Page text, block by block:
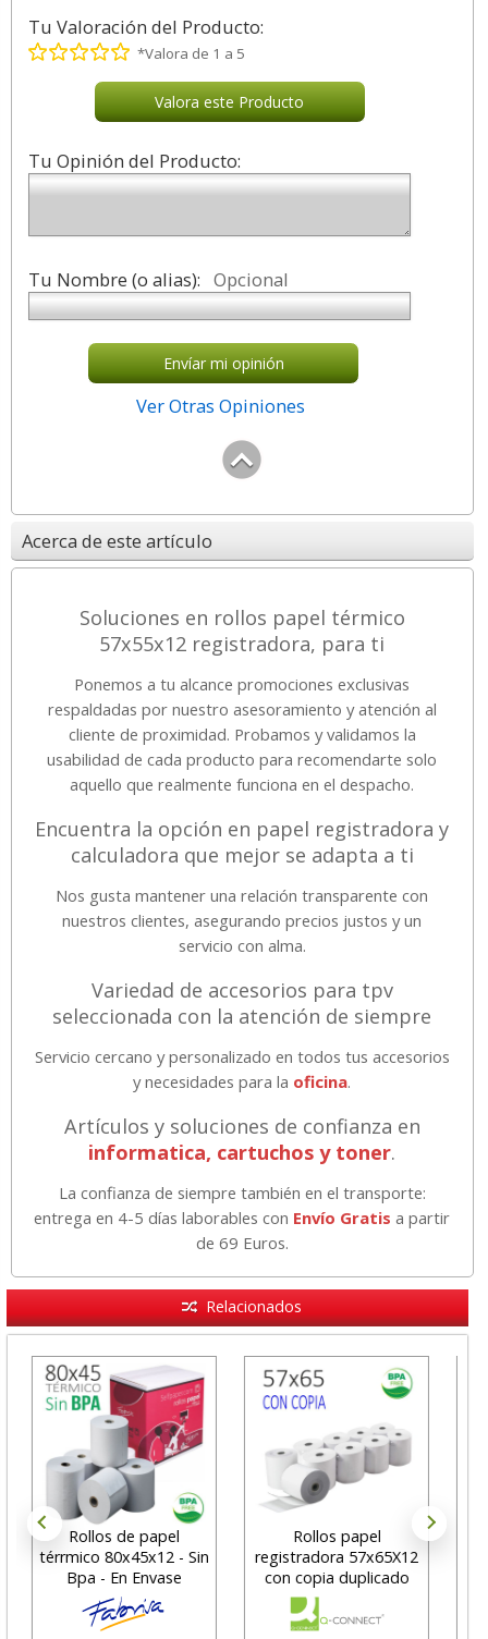
Tu Valoración del Producto:
*Valora de 1 a 5
Valora este Producto
Tu Opinión del Producto:
Tu Nombre (o alias): Opcional
Envíar mi opinión
Ver Otras Opiniones
Acerca de este artículo
Soluciones en rollos papel térmico
57x55x12 registradora, para ti
Ponemos a tu alcance promociones exclusivas
respaldadas por nuestro asesoramiento y atención al
cliente de proximidad. Probamos y validamos la
usabilidad de cada producto para recomendarte solo
aquello que realmente funciona en el despacho.
Encuentra la opción en papel registradora y
calculadora que mejor se adapta a ti
Nos gusta mantener una relación transparente con
nuestros clientes, asegurando precios justos y un
servicio con alma.
Variedad de accesorios para tpv
seleccionada con la atención de siempre
Servicio cercano y personalizado en todos tus accesorios
y necesidades para la oficina.
Artículos y soluciones de confianza en
informatica, cartuchos y toner.
La confianza de siempre también en el transporte:
entrega en 4-5 días laborables con Envío Gratis a partir
de 69 Euros.
Relacionados
Rollos de papel
térrmico 80x45x12 - Sin
Bpa - En Envase
Rollos papel
registradora 57x65X12
con copia duplicado